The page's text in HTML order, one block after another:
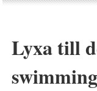
Lyxa till